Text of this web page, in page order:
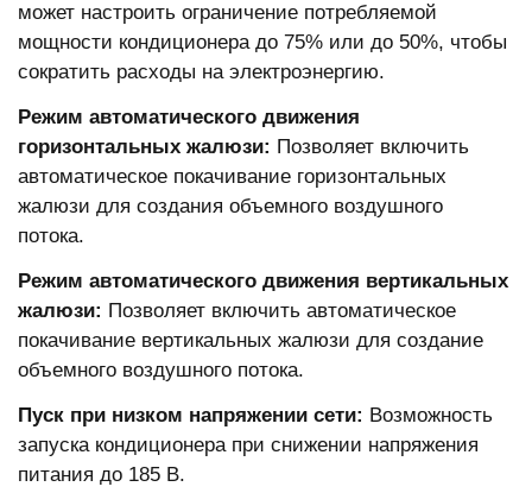
может настроить ограничение потребляемой
мощности кондиционера до 75% или до 50%, чтобы
сократить расходы на электроэнергию.
Режим автоматического движения
горизонтальных жалюзи: Позволяет включить
автоматическое покачивание горизонтальных
жалюзи для создания объемного воздушного
потока.
Режим автоматического движения вертикальных
жалюзи: Позволяет включить автоматическое
покачивание вертикальных жалюзи для создание
объемного воздушного потока.
Пуск при низком напряжении сети: Возможность
запуска кондиционера при снижении напряжения
питания до 185 В.